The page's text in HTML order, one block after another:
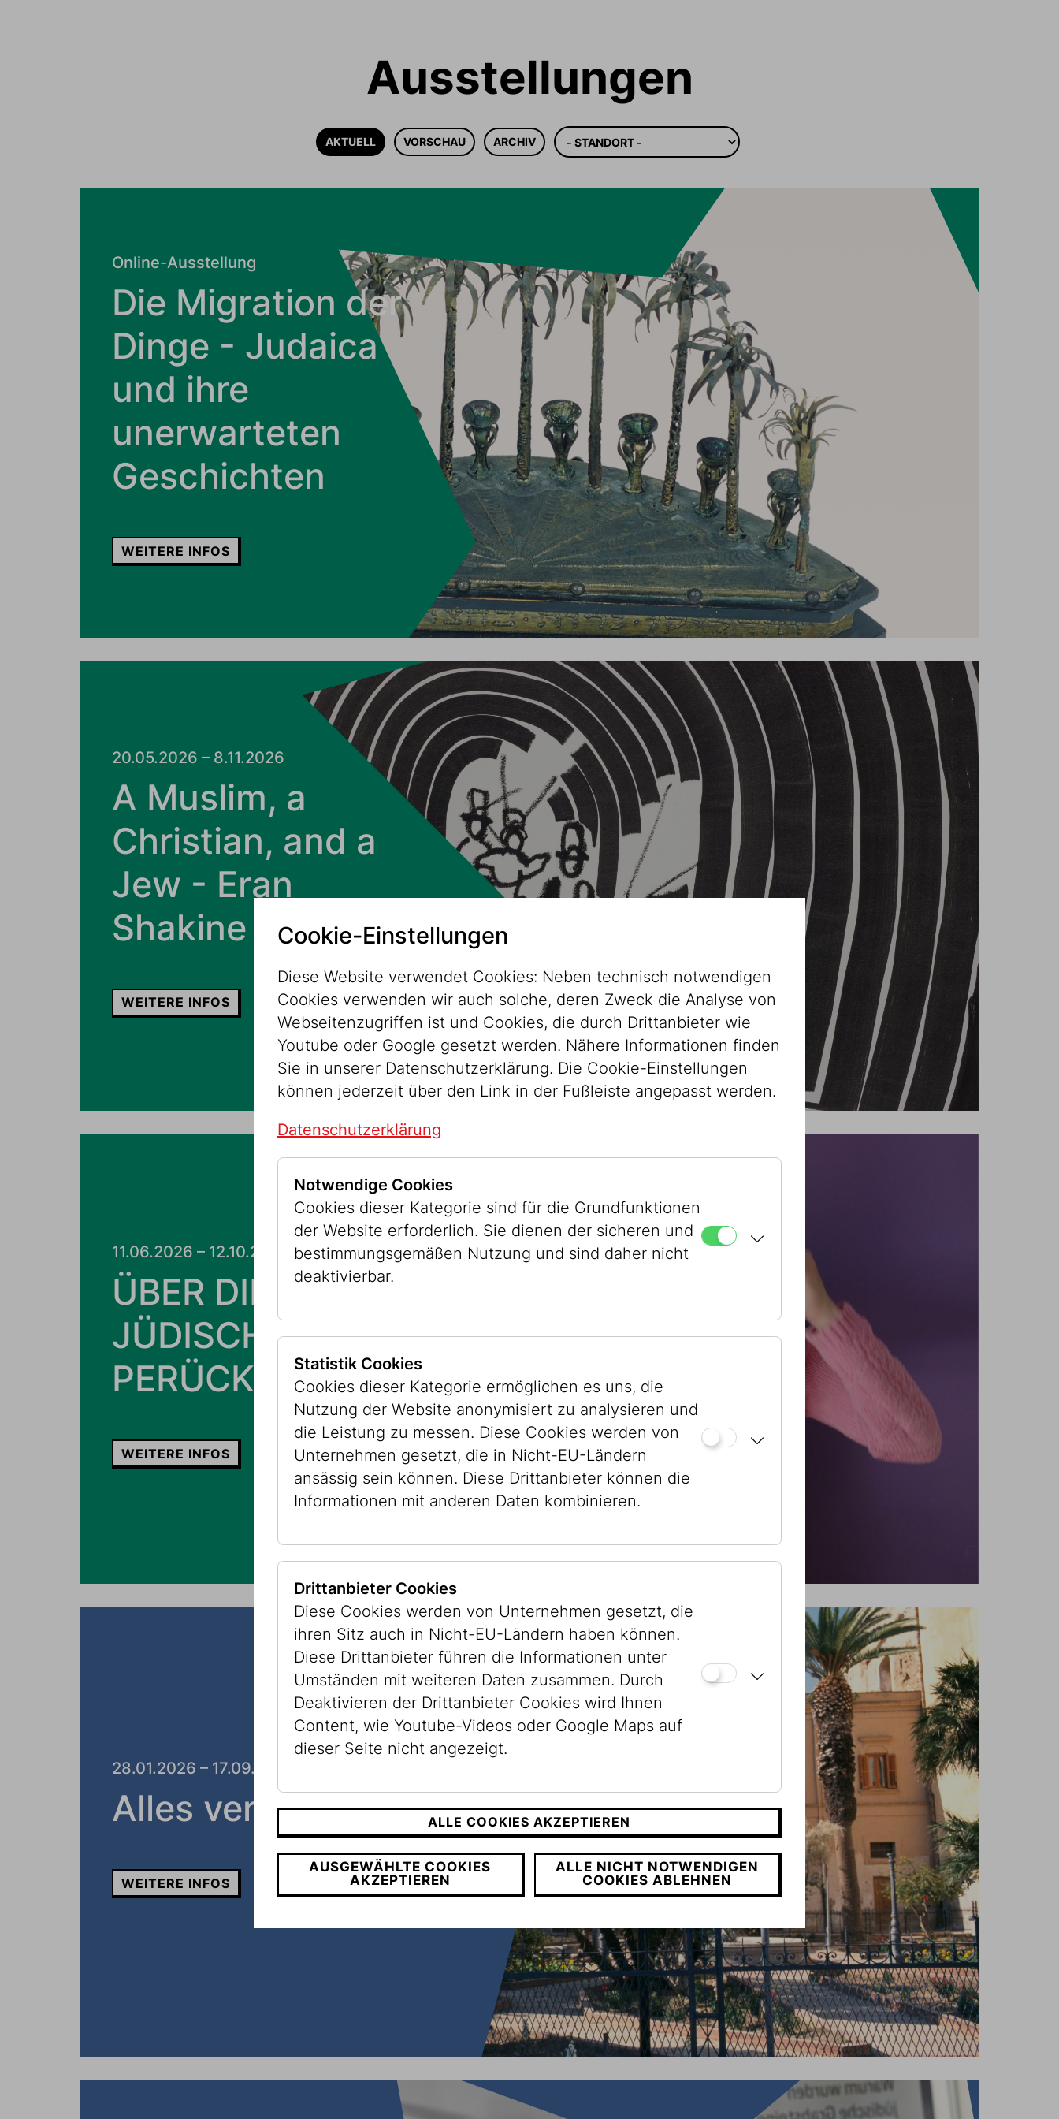
Ausstellungen
AKTUELL VORSCHAU ARCHIV Standort
Online-Ausstellung
Die Migration der
Dinge - Judaica
und ihre
unerwarteten
Geschichten
WEITERE INFOS
20.05.2026 – 8.11.2026
A Muslim, a
Christian, and a
Jew - Eran
Shakine
WEITERE INFOS
11.06.2026 – 12.10.2026
ÜBER DIE
JÜDISCHE
PERÜCKE
WEITERE INFOS
28.01.2026 – 17.09.2026
Alles vergessen
WEITERE INFOS
Cookie-Einstellungen
Diese Website verwendet Cookies: Neben technisch notwendigen
Cookies verwenden wir auch solche, deren Zweck die Analyse von
Webseitenzugriffen ist und Cookies, die durch Drittanbieter wie
Youtube oder Google gesetzt werden. Nähere Informationen finden
Sie in unserer Datenschutzerklärung. Die Cookie-Einstellungen
können jederzeit über den Link in der Fußleiste angepasst werden.
Datenschutzerklärung
Notwendige Cookies
Cookies dieser Kategorie sind für die Grundfunktionen
der Website erforderlich. Sie dienen der sicheren und
bestimmungsgemäßen Nutzung und sind daher nicht
deaktivierbar.
Statistik Cookies
Cookies dieser Kategorie ermöglichen es uns, die
Nutzung der Website anonymisiert zu analysieren und
die Leistung zu messen. Diese Cookies werden von
Unternehmen gesetzt, die in Nicht-EU-Ländern
ansässig sein können. Diese Drittanbieter können die
Informationen mit anderen Daten kombinieren.
Drittanbieter Cookies
Diese Cookies werden von Unternehmen gesetzt, die
ihren Sitz auch in Nicht-EU-Ländern haben können.
Diese Drittanbieter führen die Informationen unter
Umständen mit weiteren Daten zusammen. Durch
Deaktivieren der Drittanbieter Cookies wird Ihnen
Content, wie Youtube-Videos oder Google Maps auf
dieser Seite nicht angezeigt.
ALLE COOKIES AKZEPTIEREN
AUSGEWÄHLTE COOKIES
AKZEPTIEREN
ALLE NICHT NOTWENDIGEN
COOKIES ABLEHNEN